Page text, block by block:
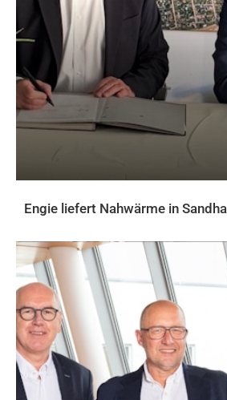
Engie liefert Nahwärme in